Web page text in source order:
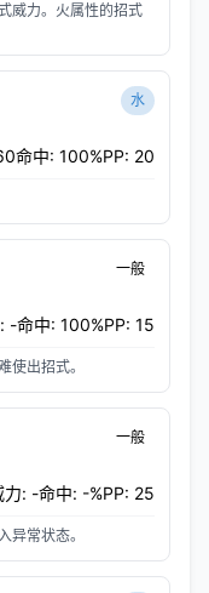
威力。火属性的招式
水
命中: 100%PP: 20
一般
-命中: 100%PP: 15
出招式。
一般
力: -命中: -%PP: 25
异常状态。